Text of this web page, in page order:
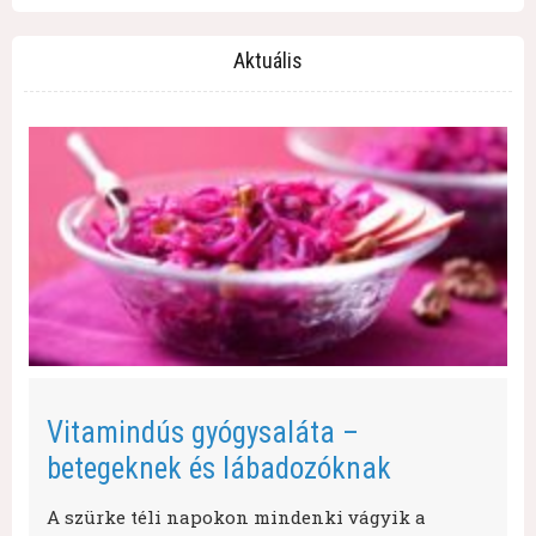
Aktuális
Vitamindús gyógysaláta –
betegeknek és lábadozóknak
A szürke téli napokon mindenki vágyik a